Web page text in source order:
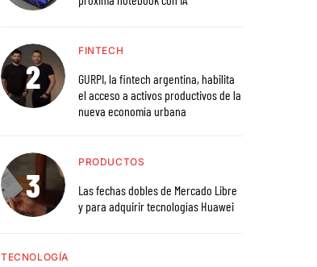
FINTECH
GURPI, la fintech argentina, habilita
el acceso a activos productivos de la
nueva economía urbana
PRODUCTOS
Las fechas dobles de Mercado Libre
y para adquirir tecnologías Huawei
TECNOLOGÍA